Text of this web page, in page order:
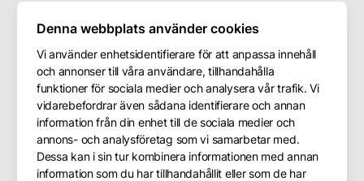
Ordlista
Priser
Kundtjänst
Kontakt
Frågor
Denna webbplats använder cookies
Vi använder enhetsidentifierare för att anpassa innehåll
och annonser till våra användare, tillhandahålla
funktioner för sociala medier och analysera vår trafik. Vi
vidarebefordrar även sådana identifierare och annan
information från din enhet till de sociala medier och
annons- och analysföretag som vi samarbetar med.
Dessa kan i sin tur kombinera informationen med annan
information som du har tillhandahållit eller som de har